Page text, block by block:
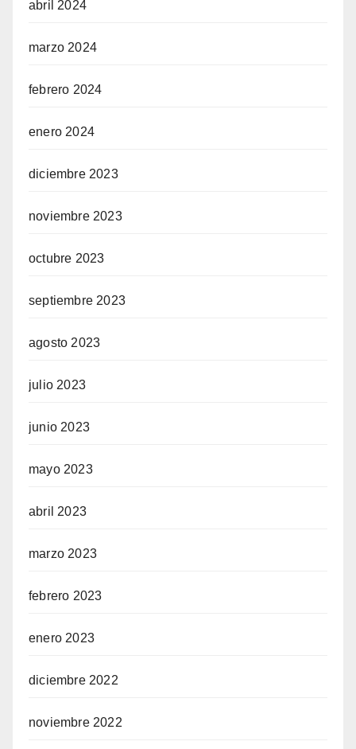
abril 2024
marzo 2024
febrero 2024
enero 2024
diciembre 2023
noviembre 2023
octubre 2023
septiembre 2023
agosto 2023
julio 2023
junio 2023
mayo 2023
abril 2023
marzo 2023
febrero 2023
enero 2023
diciembre 2022
noviembre 2022